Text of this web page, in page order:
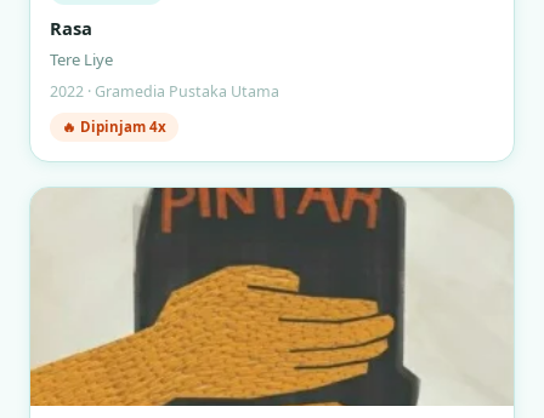
Rasa
Tere Liye
2022 · Gramedia Pustaka Utama
🔥 Dipinjam 4x